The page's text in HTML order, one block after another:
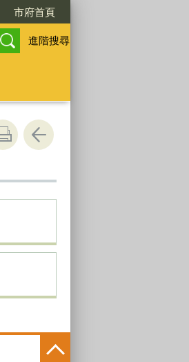
市府首頁
進階搜尋